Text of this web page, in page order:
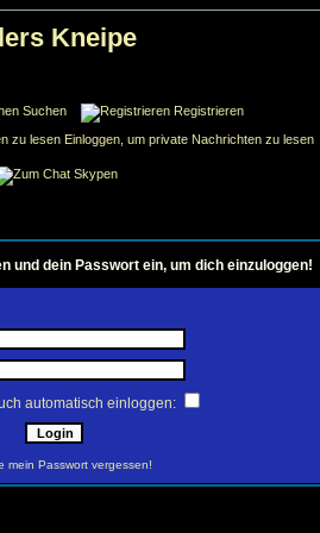
Kneipe
Suchen
Registrieren
Einloggen, um private Nachrichten zu lesen
Skypen
und dein Passwort ein, um dich einzuloggen!
automatisch einloggen:
mein Passwort vergessen!